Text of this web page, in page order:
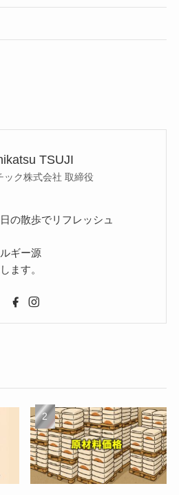
TSUJI
ック株式会社 取締役
の散歩でリフレッシュ
ギー源
ます。